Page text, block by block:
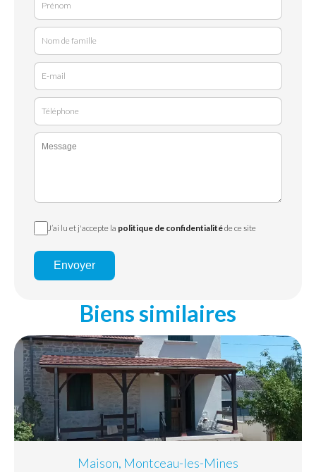
J’ai lu et j'accepte la politique de confidentialitéde ce site
Envoyer
Biens similaires
Maison, Montceau-les-Mines